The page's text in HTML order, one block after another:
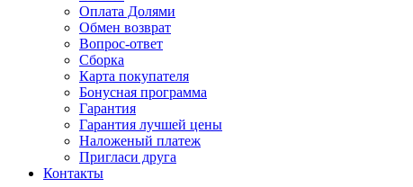
Оплата Долями
Обмен возврат
Вопрос-ответ
Сборка
Карта покупателя
Бонусная программа
Гарантия
Гарантия лучшей цены
Наложеный платеж
Пригласи друга
Контакты